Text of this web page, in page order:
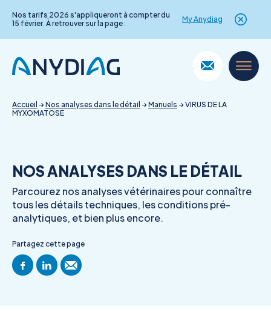
Nos tarifs 2026 s'appliqueront à compter du
15 février. À retrouver sur la page :
My Anydiag
content
Accueil →Nos analyses dans le détail →Manuels →VIRUS DE LA
MYXOMATOSE
NOS ANALYSES DANS LE DÉTAIL
Parcourez nos analyses vétérinaires pour connaître
tous les détails techniques, les conditions pré-
analytiques, et bien plus encore.
Partagez cette page